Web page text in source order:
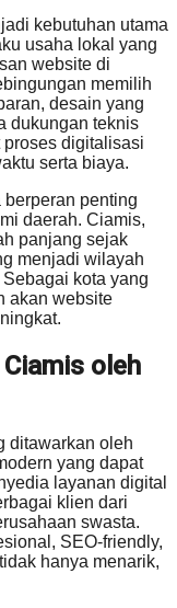
kebutuhan utama
usaha lokal yang
website di
memilih
desain yang
dukungan teknis
digitalisasi
serta biaya.
berperan penting
daerah. Ciamis,
panjang sejak
menjadi wilayah
kota yang
akan website
oleh
ditawarkan oleh
yang dapat
layanan digital
klien dari
swasta.
SEO-friendly,
hanya menarik,